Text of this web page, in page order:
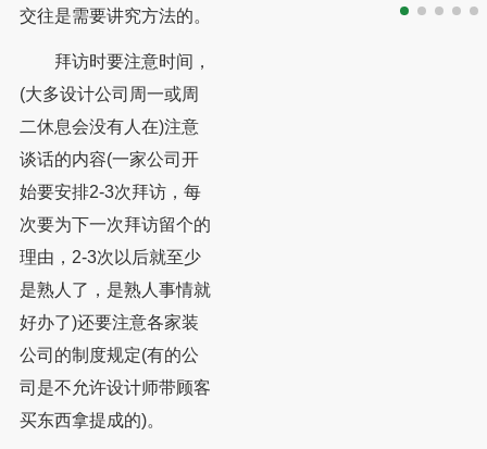
交往是需要讲究方法的。
拜访时要注意时间，
(大多设计公司周一或周
二休息会没有人在)注意
谈话的内容(一家公司开
始要安排2-3次拜访，每
次要为下一次拜访留个的
理由，2-3次以后就至少
是熟人了，是熟人事情就
好办了)还要注意各家装
公司的制度规定(有的公
司是不允许设计师带顾客
买东西拿提成的)。